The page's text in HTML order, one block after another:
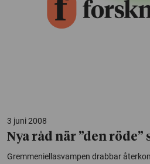
3 juni 2008
Nya råd när ”den
Gremmeniellasvampen drabbar